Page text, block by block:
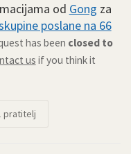
od Gong za
poslane na 66
has been closed to
us if you think it
pratitelj